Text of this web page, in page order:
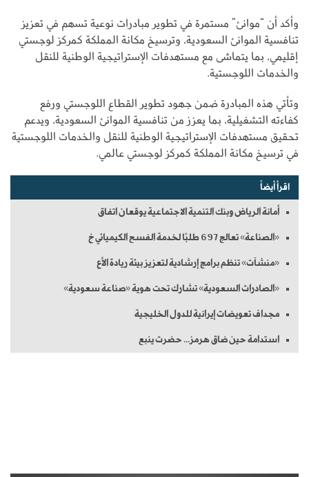
وأكد أن “موانئ” مستمرة في تطوير مبادرات نوعية تسهم في تعزيز
تنافسية الموانئ السعودية، وترسيخ مكانة المملكة كمركز لوجستي
إقليمي، بما يتماشى مع مستهدفات الإستراتيجية الوطنية للنقل
والخدمات اللوجستية.
وتأتي هذه المبادرة ضمن جهود تطوير القطاع اللوجستي ورفع
كفاءته التشغيلية، بما يعزز من تنافسية الموانئ السعودية، ويدعم
تحقيق مستهدفات الإستراتيجية الوطنية للنقل والخدمات اللوجستية
في ترسيخ مكانة المملكة كمركز لوجستي عالمي.
اقرأ أيضاً
أمانة الرياض وبنك التنمية الاجتماعية يوقعان اتفاق
«الصناعة» تعالج 697 طلبًا لخدمة الفسح الكيميائي خ
«منشآت» تنظم برامج إرشادية لتعزيز بيئة ريادة الأع
«الصادرات السعودية» تشارك تحت هوية «صناعة سعودية»
مجداف تعويضات إيرانية للدول الخليجية
استدامة حين ضاق هرمز... حضرت ينبع